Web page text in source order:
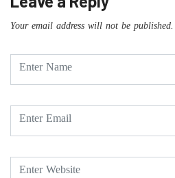
Your email address will not be published.